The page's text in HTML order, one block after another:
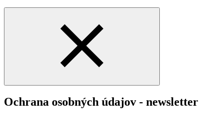
Ochrana osobných údajov - newsletter